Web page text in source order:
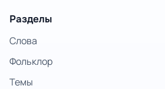
Разделы
Слова
Фольклор
Темы